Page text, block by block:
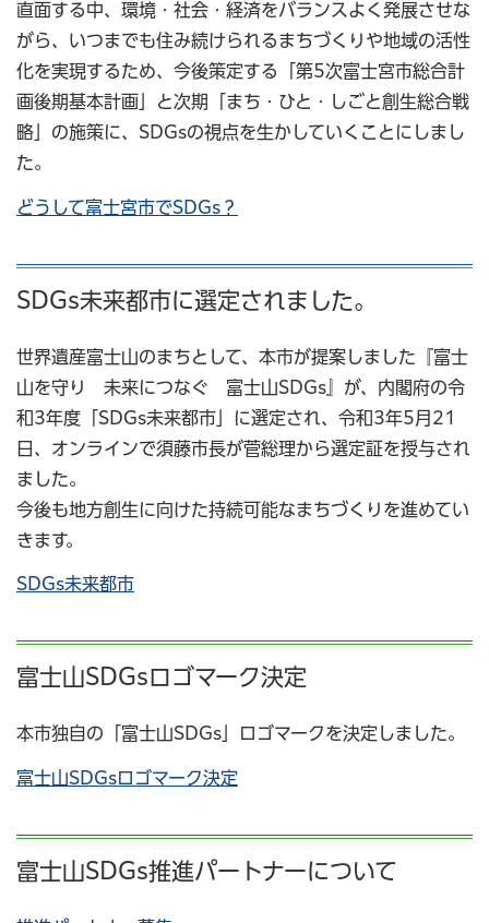
直面する中、環境・社会・経済をバランスよく発展させな
がら、いつまでも住み続けられるまちづくりや地域の活性
化を実現するため、今後策定する「第5次富士宮市総合計
画後期基本計画」と次期「まち・ひと・しごと創生総合戦
略」の施策に、SDGsの視点を生かしていくことにしまし
た。
どうして富士宮市でSDGs？
SDGs未来都市に選定されました。
世界遺産富士山のまちとして、本市が提案しました『富士
山を守り 未来につなぐ 富士山SDGs』が、内閣府の令
和3年度「SDGs未来都市」に選定され、令和3年5月21
日、オンラインで須藤市長が菅総理から選定証を授与され
ました。
今後も地方創生に向けた持続可能なまちづくりを進めてい
きます。
SDGs未来都市
富士山SDGsロゴマーク決定
本市独自の「富士山SDGs」ロゴマークを決定しました。
富士山SDGsロゴマーク決定
富士山SDGs推進パートナーについて